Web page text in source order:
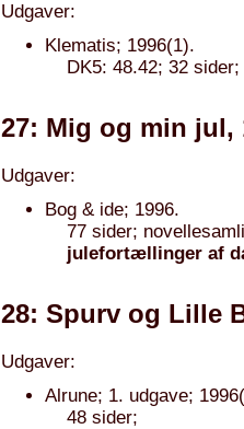
Udgaver:
Klematis; 1996(1).
DK5: 48.42; 32 sider;
27: Mig og min jul,
Udgaver:
Bog & ide; 1996.
77 sider;
julefortællinger af
28: Spurv og Lille
Udgaver:
Alrune; 1. udgave;
48 sider;